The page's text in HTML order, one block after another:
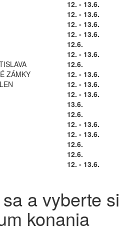
12. - 13.6.
12. - 13.6.
12. - 13.6.
12. - 13.6.
12.6.
12. - 13.6.
12.6.
ZÁMKY
12. - 13.6.
12. - 13.6.
12. - 13.6.
13.6.
12.6.
12. - 13.6.
12. - 13.6.
12.6.
12.6.
12. - 13.6.
a vyberte si
konania